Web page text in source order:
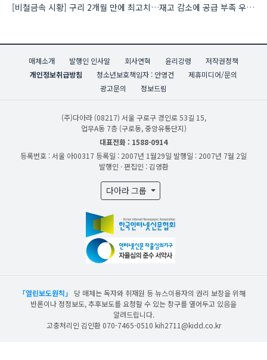
[비철금속 시황] 구리 2개월 만에 최고치…재고 감소에 공급 부족 우려 확대
매체소개 발행인 인사말 회사연혁 윤리강령
저작권정책
개인정보취급방침
청소년보호책임자 : 안영건
제휴미디어/문의
광고문의
정보드림
(주)다아라 (08217) 서울 구로구 경인로 53길 15,
업무A동 7층 (구로동, 중앙유통단지)
대표전화 : 1588-0914
등록번호 : 서울 아00317 등록일 : 2007년 1월29일 발행일 : 2007년 7월 2일
발행인 · 편집인 : 김영환
다아라 그룹
「열린보도원칙」
당 매체는 독자와 취재원 등 뉴스이용자의 권리 보장을 위해
반론이나 정정보도, 추후보도를 요청할 수 있는 창구를 열어두고 있음을
알려드립니다.
고충처리인 김인환 070-7465-0510 kih2711@kidd.co.kr